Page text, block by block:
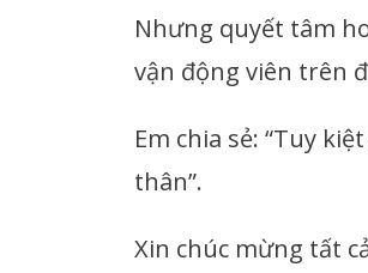
Nhưng quyết tâm
vận động viên trên
Em chia sẻ: “Tuy
thân”.
Xin chúc mừng tất